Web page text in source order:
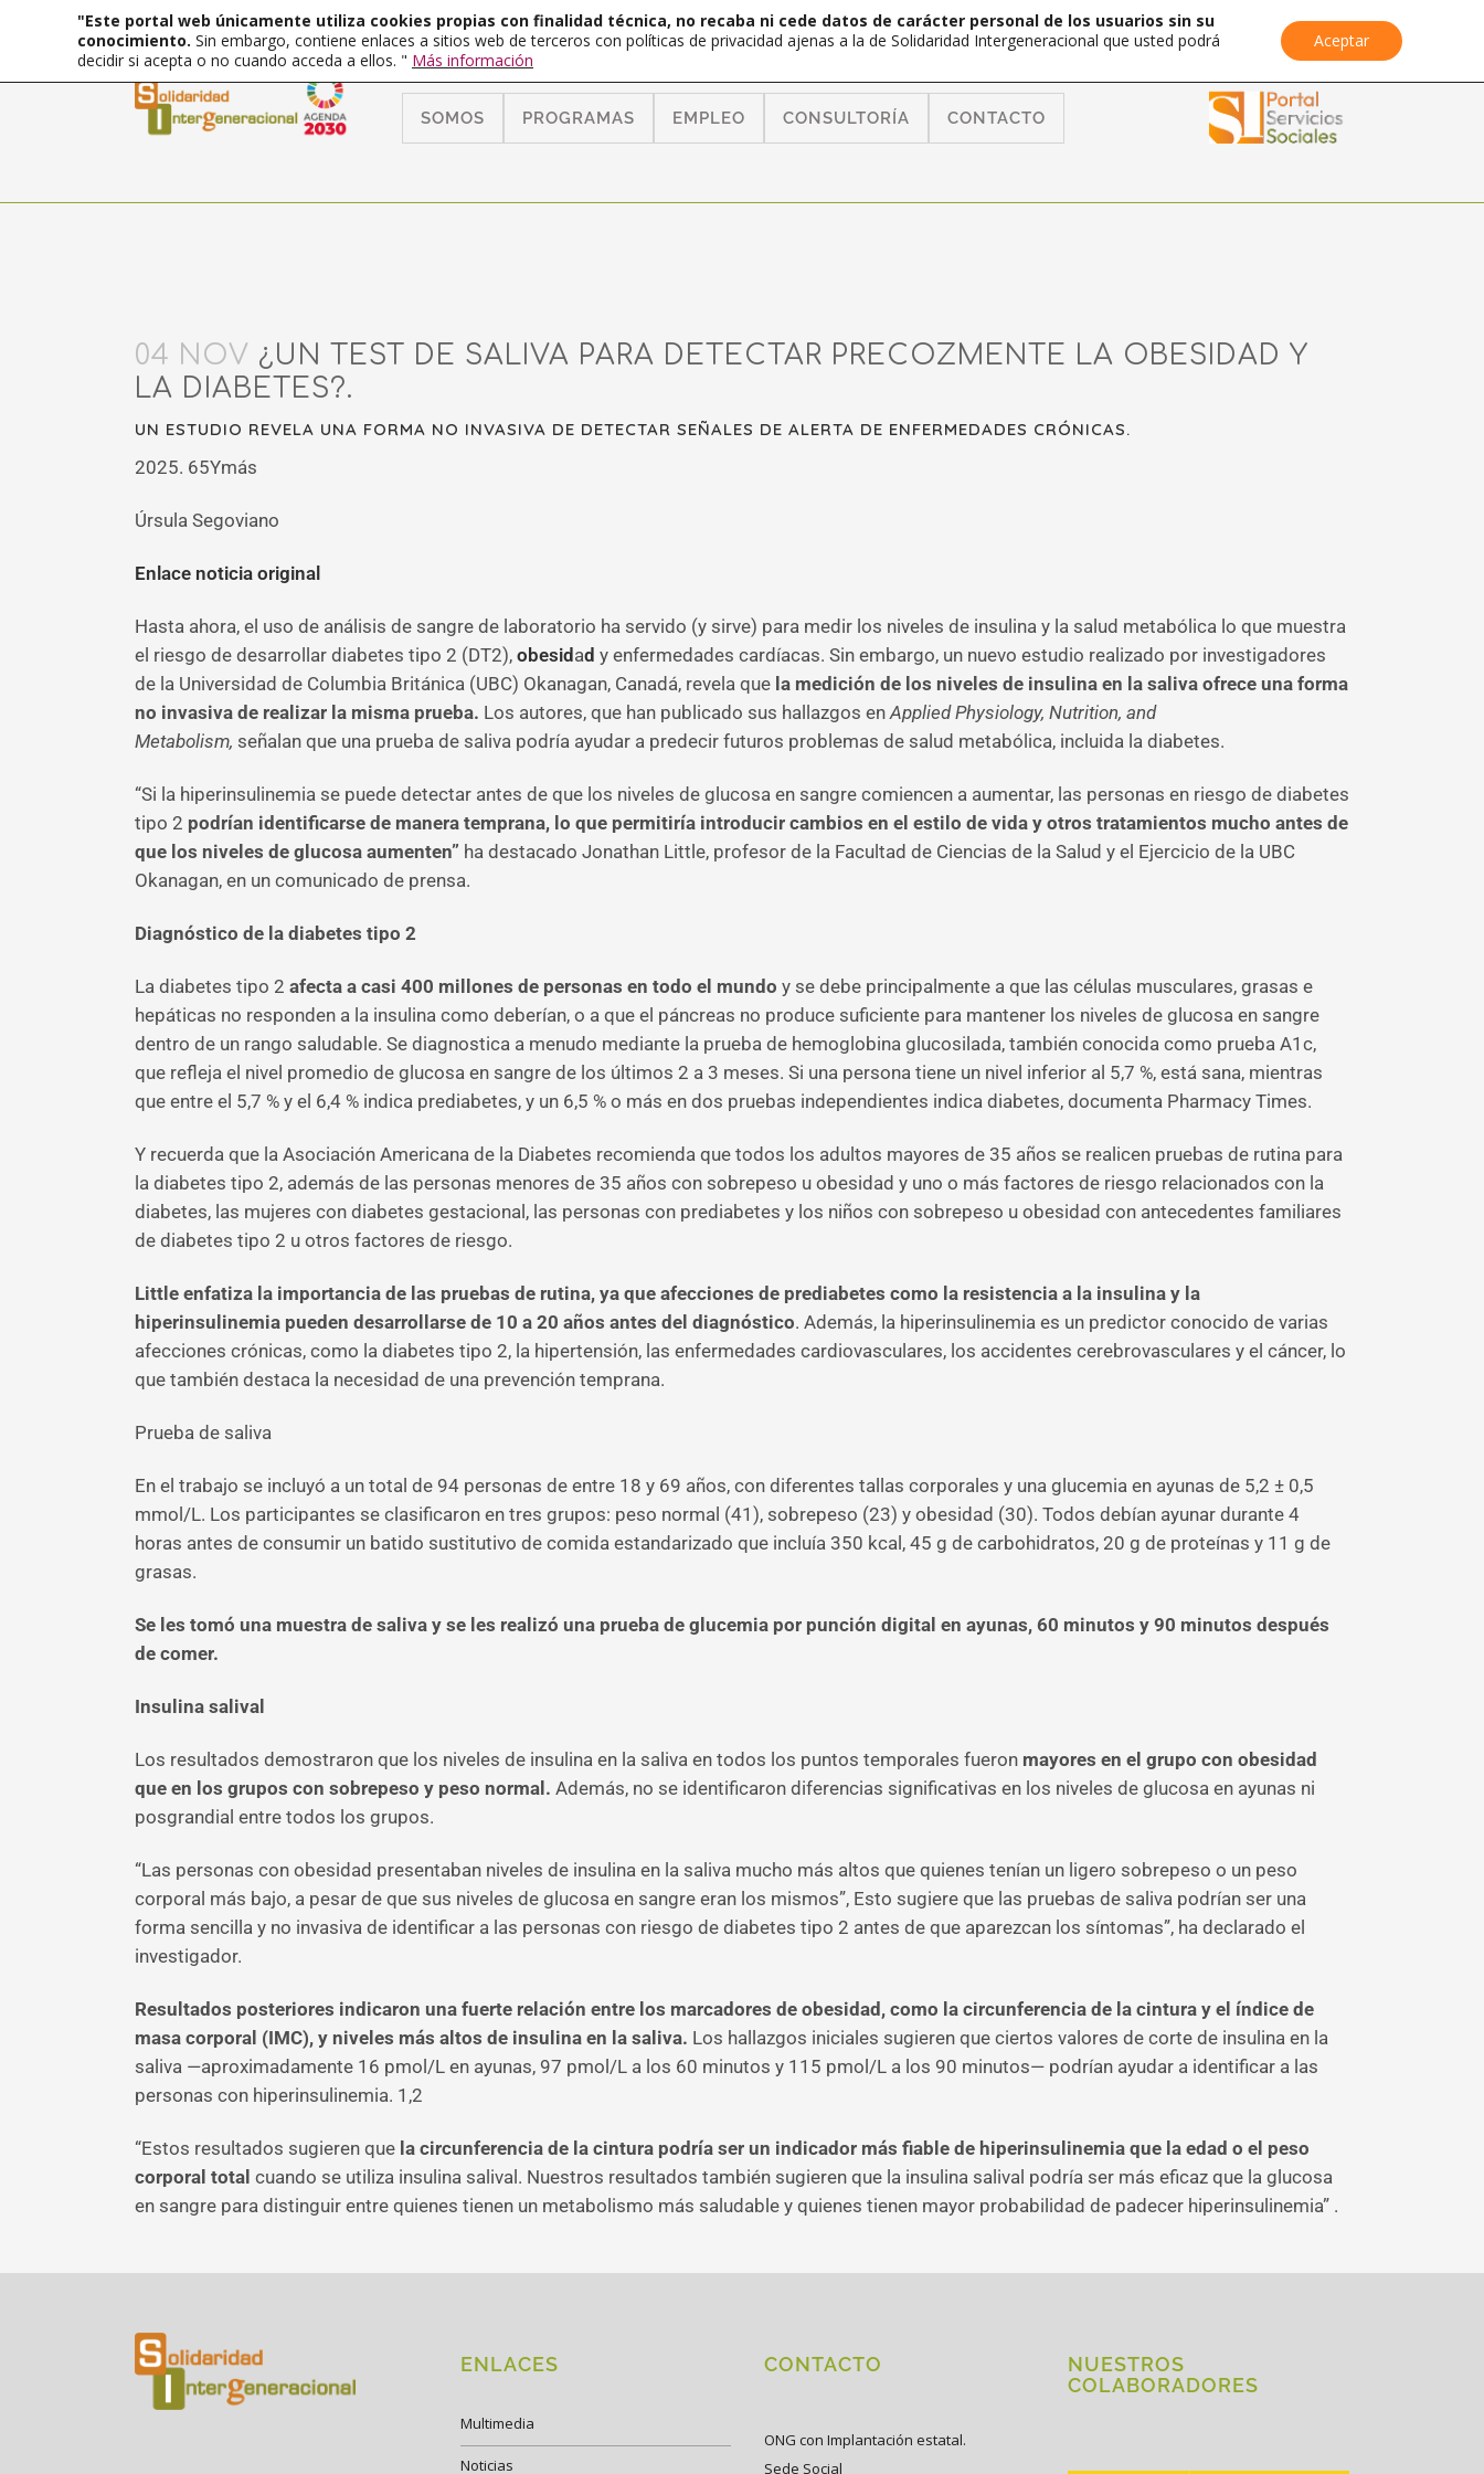
SOMOS PROGRAMAS EMPLEO CONSULTORÍA CONTACTO
04 NOV ¿UN TEST DE SALIVA PARA DETECTAR PRECOZMENTE LA OBESIDAD Y
LA DIABETES?.
UN ESTUDIO REVELA UNA FORMA NO INVASIVA DE DETECTAR SEÑALES DE ALERTA DE ENFERMEDADES CRÓNICAS.
2025. 65Ymás
Úrsula Segoviano
Enlace noticia original
Hasta ahora, el uso de análisis de sangre de laboratorio ha servido (y sirve) para medir los niveles de insulina y la salud metabólica lo que muestra
el riesgo de desarrollar diabetes tipo 2 (DT2), obesid ad y enfermedades cardíacas. Sin embargo, un nuevo estudio realizado por investigadores
de la Universidad de Columbia Británica (UBC) Okanagan, Canadá, revela que la medición de los niveles de insulina en la saliva ofrece una forma
no invasiva de realizar la misma prueba. Los autores, que han publicado sus hallazgos enApplied Physiology, Nutrition, and
Metabolism, señalan que una prueba de saliva podría ayudar a predecir futuros problemas de salud metabólica, incluida la diabetes.
“Si la hiperinsulinemia se puede detectar antes de que los niveles de glucosa en sangre comiencen a aumentar, las personas en riesgo de diabetes
tipo 2 podrían identificarse de manera temprana, lo que permitiría introducir cambios en el estilo de vida y otros tratamientos mucho antes de
que los niveles de glucosa aumenten” ha destacado Jonathan Little, profesor de la Facultad de Ciencias de la Salud y el Ejercicio de la UBC
Okanagan, en un comunicado de prensa.
Diagnóstico de la diabetes tipo 2
La diabetes tipo 2 afecta a casi 400 millones de personas en todo el mundo y se debe principalmente a que las células musculares, grasas e
hepáticas no responden a la insulina como deberían, o a que el páncreas no produce suficiente para mantener los niveles de glucosa en sangre
dentro de un rango saludable. Se diagnostica a menudo mediante la prueba de hemoglobina glucosilada, también conocida como prueba A1c,
que refleja el nivel promedio de glucosa en sangre de los últimos 2 a 3 meses. Si una persona tiene un nivel inferior al 5,7 %, está sana, mientras
que entre el 5,7 % y el 6,4 % indica prediabetes, y un 6,5 % o más en dos pruebas independientes indica diabetes, documenta Pharmacy Times.
Y recuerda que la Asociación Americana de la Diabetes recomienda que todos los adultos mayores de 35 años se realicen pruebas de rutina para
la diabetes tipo 2, además de las personas menores de 35 años con sobrepeso u obesidad y uno o más factores de riesgo relacionados con la
diabetes, las mujeres con diabetes gestacional, las personas con prediabetes y los niños con sobrepeso u obesidad con antecedentes familiares
de diabetes tipo 2 u otros factores de riesgo.
Little enfatiza la importancia de las pruebas de rutina, ya que afecciones de prediabetes como la resistencia a la insulina y la
hiperinsulinemia pueden desarrollarse de 10 a 20 años antes del diagnóstico. Además, la hiperinsulinemia es un predictor conocido de varias
afecciones crónicas, como la diabetes tipo 2, la hipertensión, las enfermedades cardiovasculares, los accidentes cerebrovasculares y el cáncer, lo
que también destaca la necesidad de una prevención temprana.
Prueba de saliva
En el trabajo se incluyó a un total de 94 personas de entre 18 y 69 años, con diferentes tallas corporales y una glucemia en ayunas de 5,2 ± 0,5
mmol/L. Los participantes se clasificaron en tres grupos: peso normal (41), sobrepeso (23) y obesidad (30). Todos debían ayunar durante 4
horas antes de consumir un batido sustitutivo de comida estandarizado que incluía 350 kcal, 45 g de carbohidratos, 20 g de proteínas y 11 g de
grasas.
Se les tomó una muestra de saliva y se les realizó una prueba de glucemia por punción digital en ayunas, 60 minutos y 90 minutos después
de comer.
Insulina salival
Los resultados demostraron que los niveles de insulina en la saliva en todos los puntos temporales fueron mayores en el grupo con obesidad
que en los grupos con sobrepeso y peso normal. Además, no se identificaron diferencias significativas en los niveles de glucosa en ayunas ni
posgrandial entre todos los grupos.
“Las personas con obesidad presentaban niveles de insulina en la saliva mucho más altos que quienes tenían un ligero sobrepeso o un peso
corporal más bajo, a pesar de que sus niveles de glucosa en sangre eran los mismos”, Esto sugiere que las pruebas de saliva podrían ser una
forma sencilla y no invasiva de identificar a las personas con riesgo de diabetes tipo 2 antes de que aparezcan los síntomas”, ha declarado el
investigador.
Resultados posteriores indicaron una fuerte relación entre los marcadores de obesidad, como la circunferencia de la cintura y el índice de
masa corporal (IMC), y niveles más altos de insulina en la saliva. Los hallazgos iniciales sugieren que ciertos valores de corte de insulina en la
saliva —aproximadamente 16 pmol/L en ayunas, 97 pmol/L a los 60 minutos y 115 pmol/L a los 90 minutos— podrían ayudar a identificar a las
personas con hiperinsulinemia. 1,2
“Estos resultados sugieren que la circunferencia de la cintura podría ser un indicador más fiable de hiperinsulinemia que la edad o el peso
corporal total cuando se utiliza insulina salival. Nuestros resultados también sugieren que la insulina salival podría ser más eficaz que la glucosa
en sangre para distinguir entre quienes tienen un metabolismo más saludable y quienes tienen mayor probabilidad de padecer hiperinsulinemia” .
ENLACES
Multimedia
Noticias
CONTACTO
ONG con Implantación estatal.
Sede Social
NUESTROS
COLABORADORES
"Este portal web únicamente utiliza cookies propias con finalidad técnica, no recaba ni cede datos de carácter personal de los usuarios sin su
conocimiento. Sin embargo, contiene enlaces a sitios web de terceros con políticas de privacidad ajenas a la de Solidaridad Intergeneracional que usted podrá
decidir si acepta o no cuando acceda a ellos. " Más información
Aceptar